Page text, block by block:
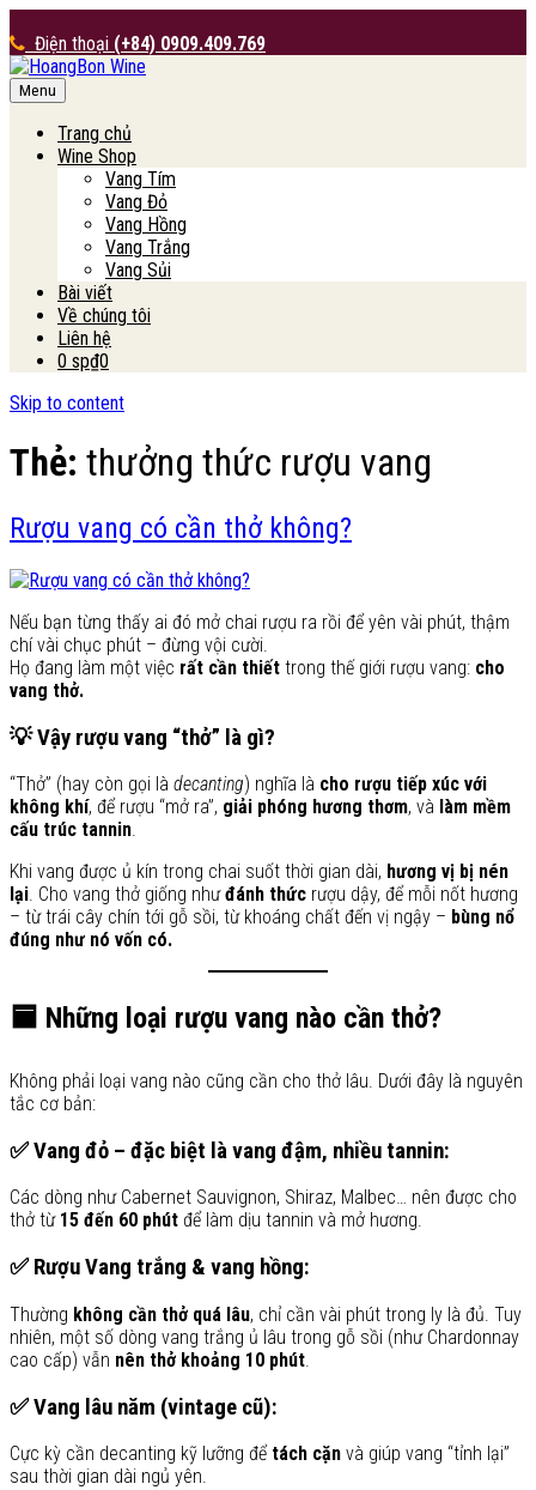
Điện thoại (+84) 0909.409.769
HoangBon Wine
Menu
Trang chủ
Wine Shop
Vang Tím
Vang Đỏ
Vang Hồng
Vang Trắng
Vang Sủi
Bài viết
Về chúng tôi
Liên hệ
0 sp₫0
Skip to content
Thẻ: thưởng thức rượu vang
Rượu vang có cần thở không?
Nếu bạn từng thấy ai đó mở chai rượu ra rồi để yên vài phút, thậm
chí vài chục phút – đừng vội cười.
Họ đang làm một việc rất cần thiết trong thế giới rượu vang: cho
vang thở.
💡 Vậy rượu vang “thở” là gì?
“Thở” (hay còn gọi là decanting) nghĩa là cho rượu tiếp xúc với
không khí, để rượu “mở ra”, giải phóng hương thơm, và làm mềm
cấu trúc tannin.
Khi vang được ủ kín trong chai suốt thời gian dài, hương vị bị nén
lại. Cho vang thở giống nhưđánh thức rượu dậy, để mỗi nốt hương
– từ trái cây chín tới gỗ sồi, từ khoáng chất đến vị ngậy – bùng nổ
đúng như nó vốn có.
🟦 Những loại rượu vang nào cần thở?
Không phải loại vang nào cũng cần cho thở lâu. Dưới đây là nguyên
tắc cơ bản:
✅ Vang đỏ – đặc biệt là vang đậm, nhiều tannin:
Các dòng như Cabernet Sauvignon, Shiraz, Malbec… nên được cho
thở từ 15 đến 60 phút để làm dịu tannin và mở hương.
✅ Rượu Vang trắng & vang hồng:
Thường không cần thở quá lâu, chỉ cần vài phút trong ly là đủ. Tuy
nhiên, một số dòng vang trắng ủ lâu trong gỗ sồi (như Chardonnay
cao cấp) vẫn nên thở khoảng 10 phút.
✅ Vang lâu năm (vintage cũ):
Cực kỳ cần decanting kỹ lưỡng để tách cặn và giúp vang “tỉnh lại”
sau thời gian dài ngủ yên.